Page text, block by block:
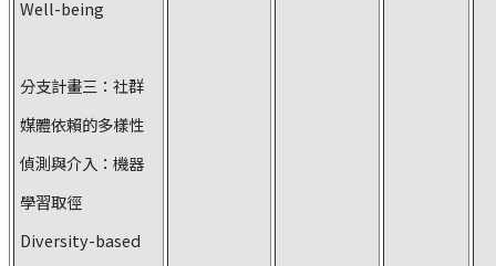
Well-being
分支計畫三：社群
媒體依賴的多樣性
偵測與介入：機器
學習取徑
Diversity-based